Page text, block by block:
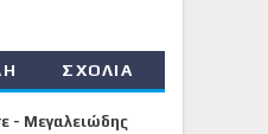
ΣΧΟΛΙΑ
- Μεγαλειώδης